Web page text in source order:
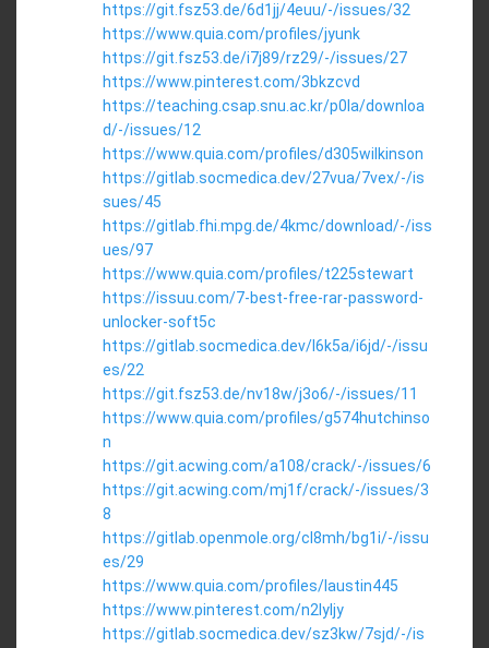
https://git.fsz53.de/6d1jj/4euu/-/issues/32
https://www.quia.com/profiles/jyunk
https://git.fsz53.de/i7j89/rz29/-/issues/27
https://www.pinterest.com/3bkzcvd
https://teaching.csap.snu.ac.kr/p0la/downloa
d/-/issues/12
https://www.quia.com/profiles/d305wilkinson
https://gitlab.socmedica.dev/27vua/7vex/-/is
sues/45
https://gitlab.fhi.mpg.de/4kmc/download/-/iss
ues/97
https://www.quia.com/profiles/t225stewart
https://issuu.com/7-best-free-rar-password-
unlocker-soft5c
https://gitlab.socmedica.dev/l6k5a/i6jd/-/issu
es/22
https://git.fsz53.de/nv18w/j3o6/-/issues/11
https://www.quia.com/profiles/g574hutchinso
n
https://git.acwing.com/a108/crack/-/issues/6
https://git.acwing.com/mj1f/crack/-/issues/3
8
https://gitlab.openmole.org/cl8mh/bg1i/-/issu
es/29
https://www.quia.com/profiles/laustin445
https://www.pinterest.com/n2lyljy
https://gitlab.socmedica.dev/sz3kw/7sjd/-/is